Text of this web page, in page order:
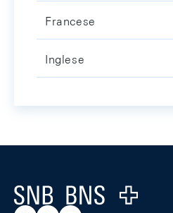
Francese
Inglese
Logo